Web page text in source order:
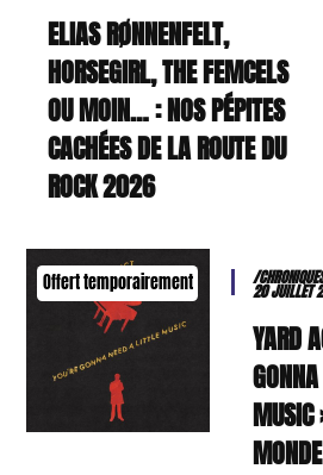
ELIAS RØNNENFELT,
HORSEGIRL, THE FEMCELS
OU MOIN… : NOS PÉPITES
CACHÉES DE LA ROUTE DU
ROCK 2026
Offert temporairement /
20 JUILLET
YARD
MUSIC
MONDE